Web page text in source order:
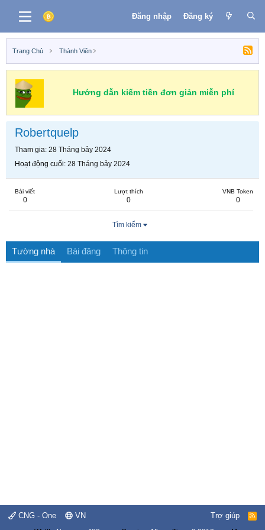
Đăng nhập Đăng ký
Trang Chủ Thành Viên
Hướng dẫn kiếm tiền đơn giản miễn phí
Robertquelp
Tham gia 28 Tháng bảy 2024
Hoạt động cuối 28 Tháng bảy 2024
Bài viết
0
Lượt thích
0
VNB Token
0
Tìm kiếm
Tường nhà Bài đăng Thông tin
CNG - One VN Trợ giúp
R